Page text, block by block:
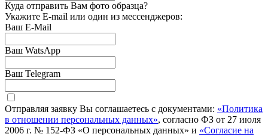
Куда отправить Вам фото образца?
Укажите E-mail или один из мессенджеров:
Ваш E-Mail
Ваш WatsApp
Ваш Telegram
Отправляя заявку Вы соглашаетесь с документами: «Политика
в отношении персональных данных», согласно ФЗ от 27 июля
2006 г. № 152-ФЗ «О персональных данных» и «Согласие на